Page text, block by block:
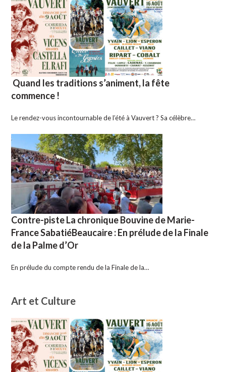
Quand les traditions s’animent, la fête
commence !
Le rendez-vous incontournable de l’été à Vauvert ? Sa célèbre…
Contre-piste La chronique Bouvine de Marie-
France SabatiéBeaucaire : En prélude de la Finale
de la Palme d’Or
En prélude du compte rendu de la Finale de la…
Art et Culture